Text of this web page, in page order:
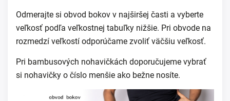
Odmerajte si obvod bokov v najširšej časti a vyberte
veľkosť podľa veľkostnej tabuľky nižšie. Pri obvode na
rozmedzí veľkostí odporúčame zvoliť väčšiu veľkosť.
Pri bambusových nohavičkách doporučujeme vybrať
si nohavičky o číslo menšie ako bežne nosíte.